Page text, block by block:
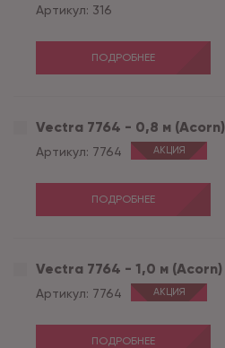
Артикул: 316
ПОДРОБНЕЕ
Vectra 7764 - 0,8 м (Acorn)
Артикул: 7764 АКЦИЯ
ПОДРОБНЕЕ
Vectra 7764 - 1,0 м (Acorn)
Артикул: 7764 АКЦИЯ
ПОДРОБНЕЕ